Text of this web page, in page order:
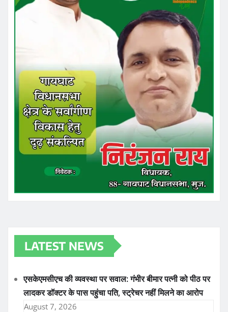
LATEST NEWS
एसकेएमसीएच की व्यवस्था पर सवाल: गंभीर बीमार पत्नी को पीठ पर
लादकर डॉक्टर के पास पहुंचा पति, स्ट्रेचर नहीं मिलने का आरोप
August 7, 2026